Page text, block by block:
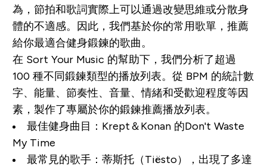
為，節拍和歌詞實際上可以通過改變思維或分散身
體的不適感。因此，我們基於你的常用歌單，推薦
給你最適合健身鍛鍊的歌曲。
在 Sort Your Music 的幫助下，我們分析了超過
100 種不同鍛鍊類型的播放列表。從 BPM 的統計數
字、能量、節奏性、音量、情緒和受歡迎程度等因
素，製作了專屬於你的鍛鍊推薦播放列表。
最佳健身曲目 ：Krept＆Konan 的Don't Waste
My Time
最常見的歌手：蒂斯托（Tiësto），出現了多達